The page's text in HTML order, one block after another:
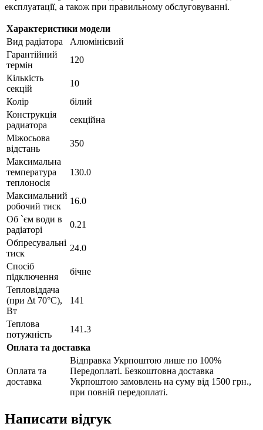
експлуатації, а також при правильному обслуговуванні.
Характеристики модели
Вид радіатора
Алюмінієвий
Гарантійний
термін
120
Кількість
секцій
10
Колір
білий
Конструкція
радиатора
секційна
Міжосьова
відстань
350
Максимальна
температура
теплоносія
130.0
Максимальний
робочий тиск
16.0
Об `єм води в
радіаторі
0.21
Обпресувальні
тиск
24.0
Спосіб
підключення
бічне
Тепловіддача
(при Δt 70°C),
Вт
141
Теплова
потужність
141.3
Оплата та доставка
Оплата та
доставка
Відправка Укрпоштою лише по 100%
Передоплаті. Безкоштовна доставка
Укрпоштою замовлень на суму від 1500 грн.,
при повній передоплаті.
Написати відгук